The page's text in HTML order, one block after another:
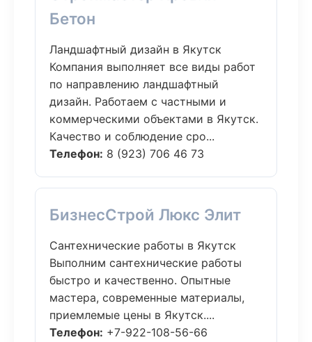
Бетон
Ландшафтный дизайн в Якутск
Компания выполняет все виды работ
по направлению ландшафтный
дизайн. Работаем с частными и
коммерческими объектами в Якутск.
Качество и соблюдение сро...
Телефон: 8 (923) 706 46 73
БизнесСтрой Люкс Элит
Сантехнические работы в Якутск
Выполним сантехнические работы
быстро и качественно. Опытные
мастера, современные материалы,
приемлемые цены в Якутск....
Телефон: +7-922-108-56-66